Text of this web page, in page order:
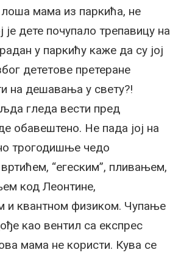
мама из паркића, не
је дете почупало трепавицу на
у паркићу каже да су јој
дететове претеране
на дешавања у свету?!
гледа вести пред
обавештено. Не пада јој на
трогодишње чедо
“егеским”, пливањем,
код Леонтине,
и квантном физиком. Чупање
као вентил са експрес
мама не користи. Кува се